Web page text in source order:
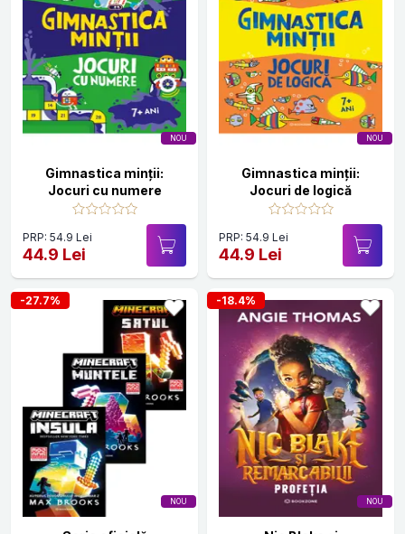
NOU
Gimnastica minții:
Jocuri cu numere
PRP: 54.9 Lei
44.9 Lei
NOU
Gimnastica minții:
Jocuri de logică
PRP: 54.9 Lei
44.9 Lei
NOU
-27.7%
NOU
-18.4%